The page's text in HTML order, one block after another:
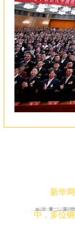
新华
中，多位